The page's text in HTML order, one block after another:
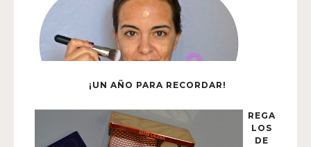
¡UN AÑO PARA RECORDAR!
REGA
LOS
DE